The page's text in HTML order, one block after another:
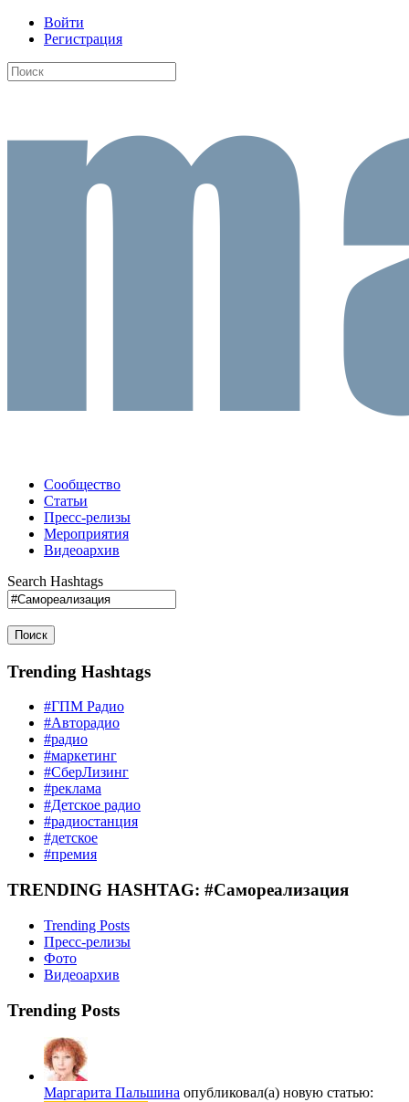
Войти
Регистрация
Сообщество
Статьи
Пресс-релизы
Мероприятия
Видеоархив
Search Hashtags
Поиск
Trending Hashtags
#ГПМ Радио
#Авторадио
#радио
#маркетинг
#СберЛизинг
#реклама
#Детское радио
#радиостанция
#детское
#премия
TRENDING HASHTAG: #Самореализация
Trending Posts
Пресс-релизы
Фото
Видеоархив
Trending Posts
Маргарита Пальшина опубликовал(а) новую статью: